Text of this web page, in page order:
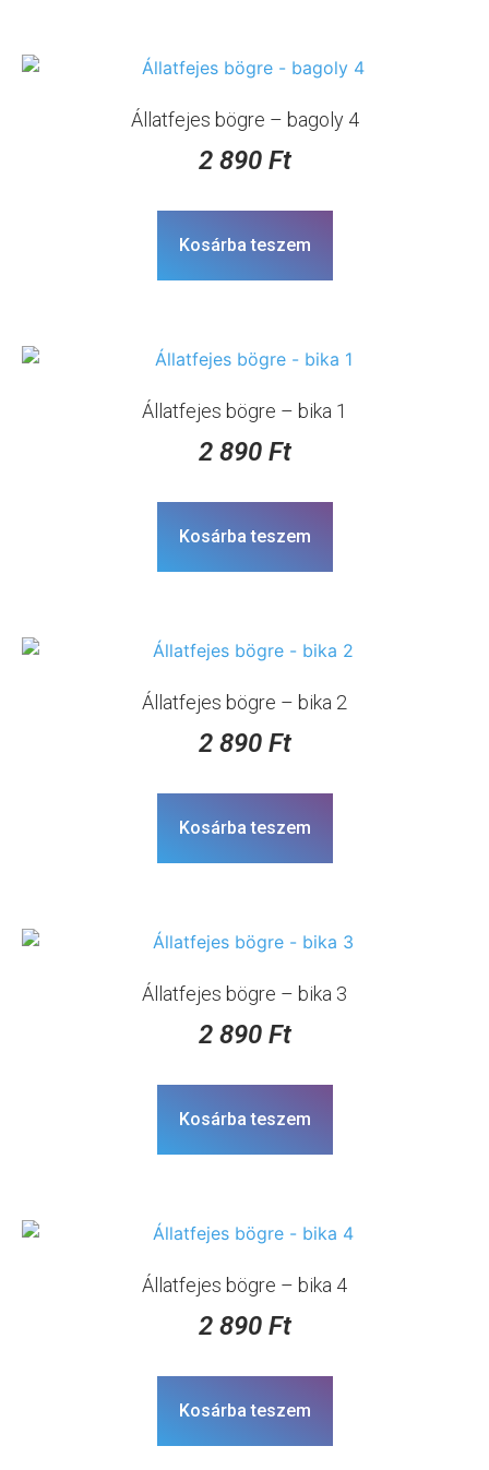
Állatfejes bögre – bagoly 4
2 890 Ft
Kosárba teszem
Állatfejes bögre – bika 1
2 890 Ft
Kosárba teszem
Állatfejes bögre – bika 2
2 890 Ft
Kosárba teszem
Állatfejes bögre – bika 3
2 890 Ft
Kosárba teszem
Állatfejes bögre – bika 4
2 890 Ft
Kosárba teszem